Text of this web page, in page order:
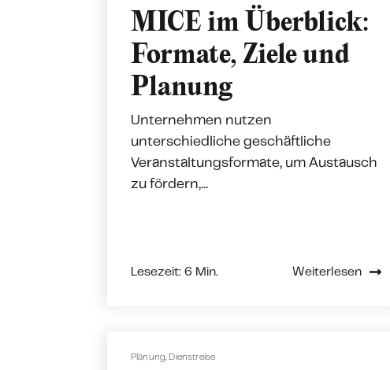
MICE im Überblick:
Formate, Ziele und
Planung
Unternehmen nutzen
unterschiedliche geschäftliche
Veranstaltungsformate, um Austausch
zu fördern,...
Lesezeit: 6 Min. Weiterlesen
Planung Dienstreise